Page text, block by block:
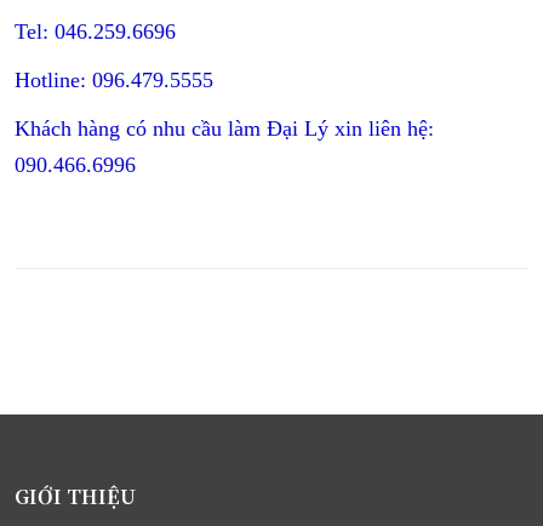
Tel: 046.259.6696
Hotline: 096.479.5555
Khách hàng có nhu cầu làm Đại Lý xin liên hệ:
090.466.6996
GIỚI THIỆU